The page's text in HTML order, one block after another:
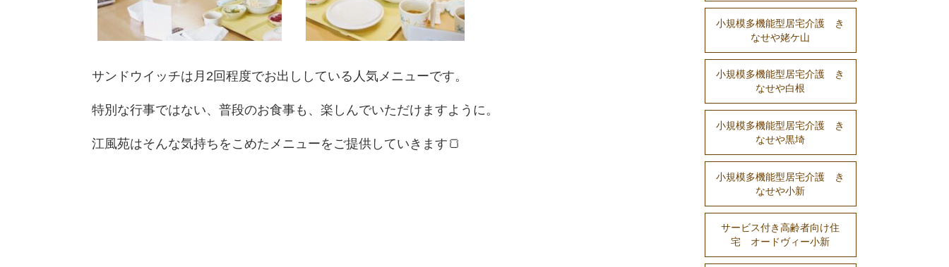
サンドウイッチは月2回程度でお出ししている人気メニューです。
特別な行事ではない、普段のお食事も、楽しんでいただけますように。
江風苑はそんな気持ちをこめたメニューをご提供していきます🍞
小規模多機能型居宅介護 き
なせや姥ケ山
小規模多機能型居宅介護 き
なせや白根
小規模多機能型居宅介護 き
なせや黒埼
小規模多機能型居宅介護 き
なせや小新
サービス付き高齢者向け住
宅 オードヴィー小新